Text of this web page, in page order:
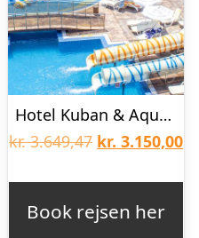
Hotel Kuban & Aqua Park
kr.3.649,47 Den
var:
kr. 3.150,00
Book rejsen her